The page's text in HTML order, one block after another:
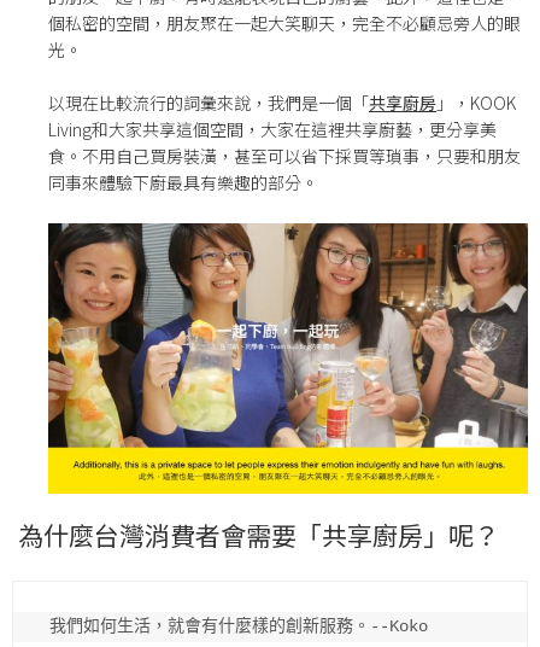
個私密的空間，朋友聚在一起大笑聊天，完全不必顧忌旁人的眼
光。
以現在比較流行的詞彙來說，我們是一個「共享廚房 」，KOOK
Living和大家共享這個空間，大家在這裡共享廚藝，更分享美
食。不用自己買房裝潢，甚至可以省下採買等瑣事，只要和朋友
同事來體驗下廚最具有樂趣的部分。
為什麼台灣消費者會需要「共享廚房」呢？
我們如何生活，就會有什麼樣的創新服務。--Koko